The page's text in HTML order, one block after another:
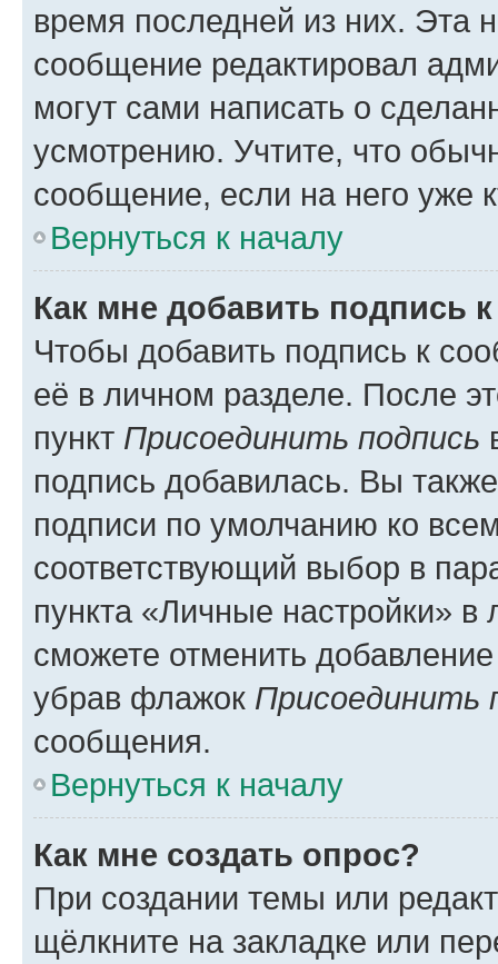
время последней из них. Эта
сообщение редактировал
могут сами написать о
усмотрению. Учтите, что
сообщение, если на него уже
Вернуться к началу
Как мне добавить подпись
Чтобы добавить подпись к
её в личном разделе. После
пункт Присоединить подпись
подпись добавилась. Вы
подписи по умолчанию ко
соответствующий выбор в
пункта «Личные настройки»
сможете отменить
убрав флажок Присоединить
сообщения.
Вернуться к началу
Как мне создать опрос?
При создании темы или
щёлкните на закладке или